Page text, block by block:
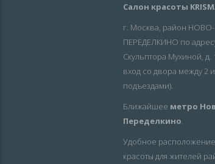
Салон красоты
г. Москва, район НОВО-
ПЕРЕДЕЛКИНО по
Скульптора Мухиной, д.
вход со двора между 2
подъездами).
Ближайшее метро
Переделкино.
Удобное
красоты для жителей